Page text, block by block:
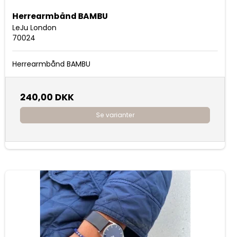
Herrearmbånd BAMBU
LeJu London
70024
Herrearmbånd BAMBU
240,00 DKK
Se varianter